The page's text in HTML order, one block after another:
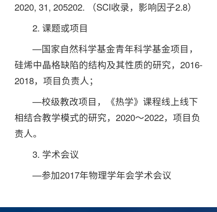
2020, 31, 205202. （SCI收录，影响因子2.8）
2. 课题或项目
—国家自然科学基金青年科学基金项目，
硅烯中晶格缺陷的结构及其性质的研究，2016-
2018，项目负责人；
—校级教改项目，《热学》课程线上线下
相结合教学模式的研究，2020～2022，项目负
责人。
3. 学术会议
—参加2017年物理学年会学术会议